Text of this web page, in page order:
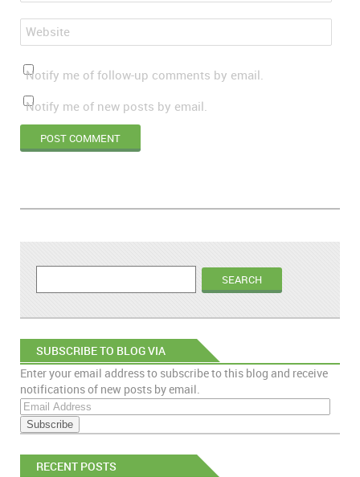
Website
Notify me of follow-up comments by email.
Notify me of new posts by email.
SUBSCRIBE TO BLOG VIA
EMAIL
Enter your email address to subscribe to this blog and receive
notifications of new posts by email.
E
m
a
i
RECENT POSTS